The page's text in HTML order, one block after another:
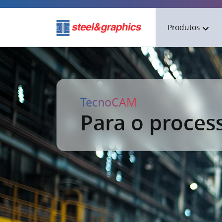
Produtos
TecnoMETAL
TecnoCAM
CAM-DSTV
TecnoCAM
Para o